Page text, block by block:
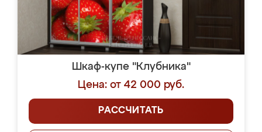
Шкаф-купе "Клубника"
Цена: от 42 000 руб.
РАССЧИТАТЬ